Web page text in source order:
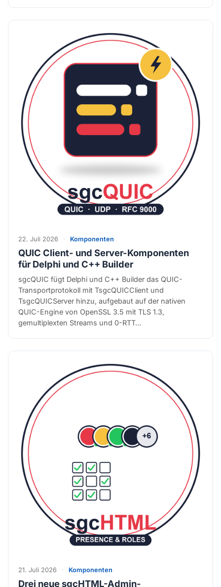
22. Juli 2026 · Komponenten
QUIC Client- und Server-Komponenten
für Delphi und C++ Builder
sgcQUIC fügt Delphi und C++ Builder das QUIC-
Transportprotokoll mit TsgcQUICClient und
TsgcQUICServer hinzu, aufgebaut auf der nativen
QUIC-Engine von OpenSSL 3.5 mit TLS 1.3,
gemultiplexten Streams und 0-RTT…
21. Juli 2026 · Komponenten
Drei neue sgcHTML-Admin-